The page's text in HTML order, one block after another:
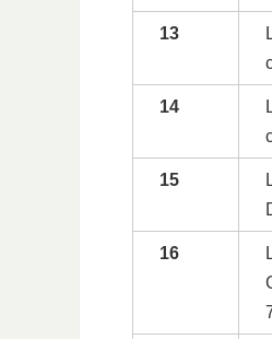
13
14
15
16